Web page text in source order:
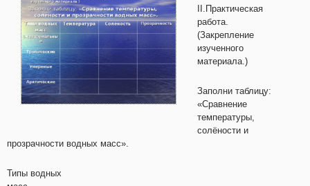
II.Практическая
работа.
(Закрепление
изученного
материала.)
Заполни таблицу:
«Сравнение
температуры,
солёности и
прозрачности водных масс».
Типы водных